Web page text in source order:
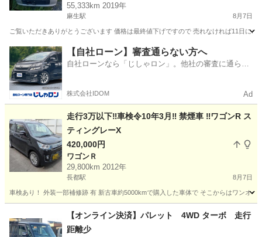
55,333km 2019年
麻生駅 8月7日
ご覧いただきありがとうございます 価格は最終値下げですので 売れなければ11日に
北海道 札幌市 麻生駅 ワゴンＲ
【自社ローン】審査通らない方へ
自社ローンなら「じしゃロン」。他社の審査に通らな
株式会社IDOM Ad
走行3万以下‼️車検令10年3月‼️ 禁煙車 ‼️ワゴンR ス
ティングレーX
420,000円
ワゴンＲ
29,800km 2012年
長都駅 8月7日
車検あり！ 外装一部補修跡 有 新古車約5000kmで購入した車体で そこからはワンオ
長都駅 ワゴンＲ
【オンライン決済】パレット 4WD ターボ 走行
距離少